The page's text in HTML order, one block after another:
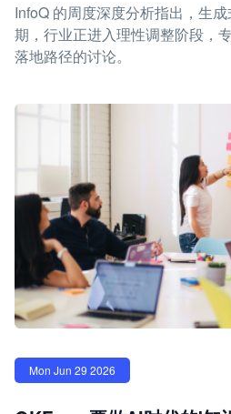
InfoQ 的周度深度分析指出，生
期，行业正进入理性调整阶段，
落地路径的讨论。
Mon Jun 29 2026